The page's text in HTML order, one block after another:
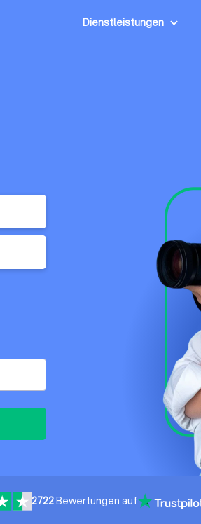
Dienstleistungen
2722Bewertungen auf